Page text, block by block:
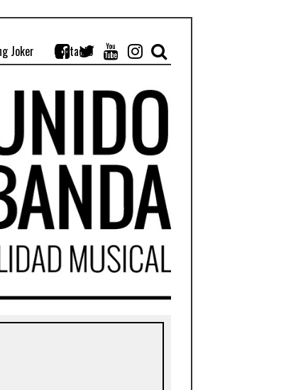
Joker Contacto